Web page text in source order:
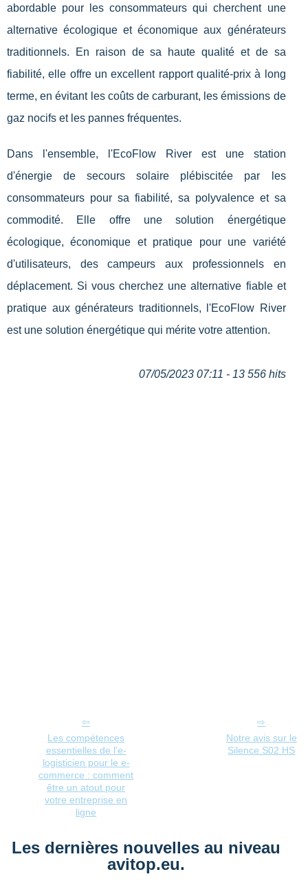
abordable pour les consommateurs qui cherchent une
alternative écologique et économique aux générateurs
traditionnels. En raison de sa haute qualité et de sa
fiabilité, elle offre un excellent rapport qualité-prix à long
terme, en évitant les coûts de carburant, les émissions de
gaz nocifs et les pannes fréquentes.
Dans l'ensemble, l'EcoFlow River est une station
d'énergie de secours solaire plébiscitée par les
consommateurs pour sa fiabilité, sa polyvalence et sa
commodité. Elle offre une solution énergétique
écologique, économique et pratique pour une variété
d'utilisateurs, des campeurs aux professionnels en
déplacement. Si vous cherchez une alternative fiable et
pratique aux générateurs traditionnels, l'EcoFlow River
est une solution énergétique qui mérite votre attention.
07/05/2023 07:11 - 13 556 hits
Les compétences
essentielles de l'e-
logisticien pour le e-
commerce : comment
être un atout pour
votre entreprise en
ligne
Notre avis sur le
Silence S02 HS
Les dernières nouvelles au niveau
avitop.eu.